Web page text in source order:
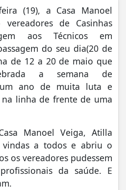
(19), a Casa Manoel
de Casinhas
aos Técnicos em
do seu dia(20 de
de 12 a 20 de maio que
a semana de
um ano de muita luta e
linha de frente de uma
Manoel Veiga, Atilla
vindas a todos e abriu o
os vereadores pudessem
da saúde. E